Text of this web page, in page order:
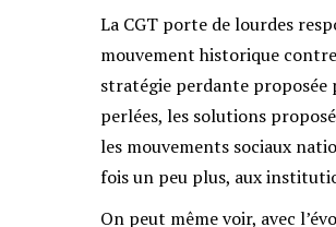
La CGT porte de lourdes
mouvement historique
stratégie perdante proposée
perlées, les solutions
les mouvements sociaux
fois un peu plus, aux
On peut même voir, avec